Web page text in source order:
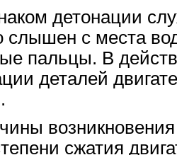
детонации
с места
пальцы. В
деталей
сжатия